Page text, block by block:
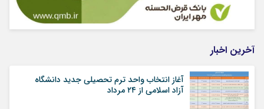
آخرین اخبار
آغاز انتخاب واحد ترم تحصیلی جدید دانشگاه
آزاد اسلامی از ۲۴ مرداد